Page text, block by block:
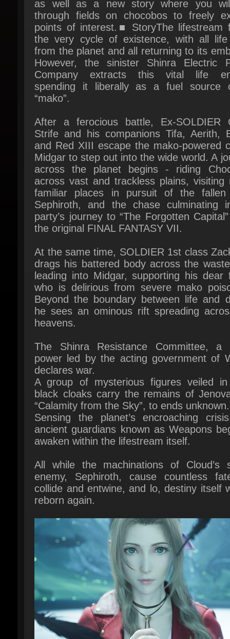
the very cycle of existence, with all life
from the planet and all returning to its
However, the sinister Shinra Electric
Company extracts this vital life
spending it liberally as a fuel source
“mako”.
After a ferocious battle, Ex-SOLDIER
Strife and his companions Tifa, Aerith,
and Red XIII escape the mako-powered
Midgar to step out into the wide world. A
across the planet begins - riding
across vast and trackless plains, visiting
familiar places in pursuit of the fallen
Sephiroth, and the chase culminating
party’s journey to “The Forgotten Capital”
the original FINAL FANTASY VII.
At the same time, SOLDIER 1st class
drags his battered body across the
who is delirious from severe mako
Beyond the boundary between life and
he sees an ominous rift spreading
heavens.
The Shinra Resistance Committee, a
power led by the acting government of
A group of mysterious figures veiled in
black cloaks carry the remains of
“Calamity from the Sky”, to ends unknown.
Sensing the planet’s encroaching
ancient guardians known as Weapons
awaken within the lifestream itself.
All while the machinations of Cloud’s
enemy, Sephiroth, cause countless
reborn again.
The FINAL FANTASY VII remake trilogy